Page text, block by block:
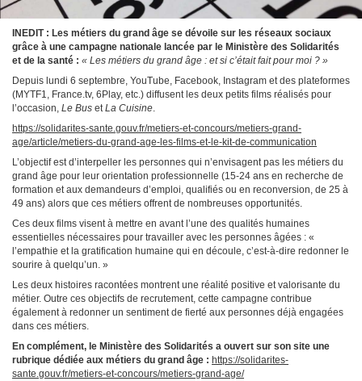
INEDIT : Les métiers du grand âge se dévoile sur les réseaux sociaux
grâce à une campagne nationale lancée par le Ministère des Solidarités
et de la santé : « Les métiers du grand âge : et si c’était fait pour moi ? »
Depuis lundi 6 septembre, YouTube, Facebook, Instagram et des plateformes
(MYTF1, France.tv, 6Play, etc.) diffusent les deux petits films réalisés pour
l’occasion, Le Bus etLa Cuisine.
https://solidarites-sante.gouv.fr/metiers-et-concours/metiers-grand-
age/article/metiers-du-grand-age-les-films-et-le-kit-de-communication
L’objectif est d’interpeller les personnes qui n’envisagent pas les métiers du
grand âge pour leur orientation professionnelle (15-24 ans en recherche de
formation et aux demandeurs d’emploi, qualifiés ou en reconversion, de 25 à
49 ans) alors que ces métiers offrent de nombreuses opportunités.
Ces deux films visent à mettre en avant l’une des qualités humaines
essentielles nécessaires pour travailler avec les personnes âgées : «
l’empathie et la gratification humaine qui en découle, c’est-à-dire redonner le
sourire à quelqu’un. »
Les deux histoires racontées montrent une réalité positive et valorisante du
métier. Outre ces objectifs de recrutement, cette campagne contribue
également à redonner un sentiment de fierté aux personnes déjà engagées
dans ces métiers.
En complément, le Ministère des Solidarités a ouvert sur son site une
rubrique dédiée aux métiers du grand âge : https://solidarites-
sante.gouv.fr/metiers-et-concours/metiers-grand-age/